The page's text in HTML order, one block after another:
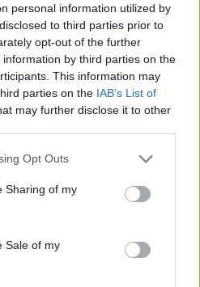
personal information utilized by
to third parties prior to
opt-out of the further
by third parties on the
This information may
parties on the IAB’s List of
may further disclose it to other
Opt Outs
Sharing of my
Sale of my
Vals Del Obrero
Vidéos
musical :
MP3 sur
MP3 ou trouver le CD sur